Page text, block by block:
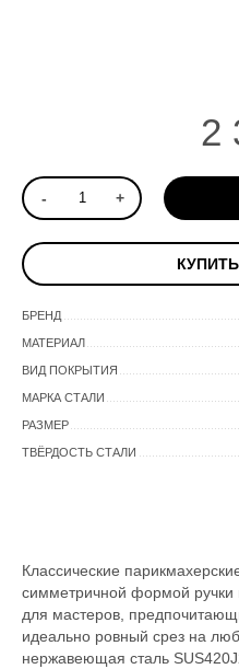
2
- +
БРЕНД
МАТЕРИАЛ
ВИД ПОКРЫТИЯ
МАРКА СТАЛИ
РАЗМЕР
ТВЁРДОСТЬ СТАЛИ
Классические
симметричной формой
для мастеров,
идеально ровный срез на
нержавеющая сталь